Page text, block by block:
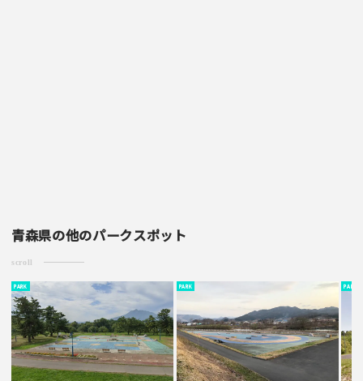
青森県の他のパークスポット
scroll
PARK PARK PARK